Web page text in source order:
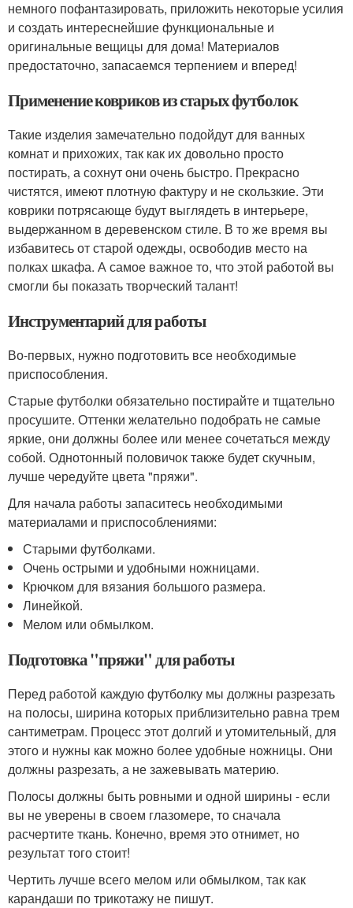
немного пофантазировать, приложить некоторые усилия
и создать интереснейшие функциональные и
оригинальные вещицы для дома! Материалов
предостаточно, запасаемся терпением и вперед!
Применение ковриков из старых футболок
Такие изделия замечательно подойдут для ванных
комнат и прихожих, так как их довольно просто
постирать, а сохнут они очень быстро. Прекрасно
чистятся, имеют плотную фактуру и не скользкие. Эти
коврики потрясающе будут выглядеть в интерьере,
выдержанном в деревенском стиле. В то же время вы
избавитесь от старой одежды, освободив место на
полках шкафа. А самое важное то, что этой работой вы
смогли бы показать творческий талант!
Инструментарий для работы
Во-первых, нужно подготовить все необходимые
приспособления.
Старые футболки обязательно постирайте и тщательно
просушите. Оттенки желательно подобрать не самые
яркие, они должны более или менее сочетаться между
собой. Однотонный половичок также будет скучным,
лучше чередуйте цвета "пряжи".
Для начала работы запаситесь необходимыми
материалами и приспособлениями:
Старыми футболками.
Очень острыми и удобными ножницами.
Крючком для вязания большого размера.
Линейкой.
Мелом или обмылком.
Подготовка "пряжи" для работы
Перед работой каждую футболку мы должны разрезать
на полосы, ширина которых приблизительно равна трем
сантиметрам. Процесс этот долгий и утомительный, для
этого и нужны как можно более удобные ножницы. Они
должны разрезать, а не зажевывать материю.
Полосы должны быть ровными и одной ширины - если
вы не уверены в своем глазомере, то сначала
расчертите ткань. Конечно, время это отнимет, но
результат того стоит!
Чертить лучше всего мелом или обмылком, так как
карандаши по трикотажу не пишут.